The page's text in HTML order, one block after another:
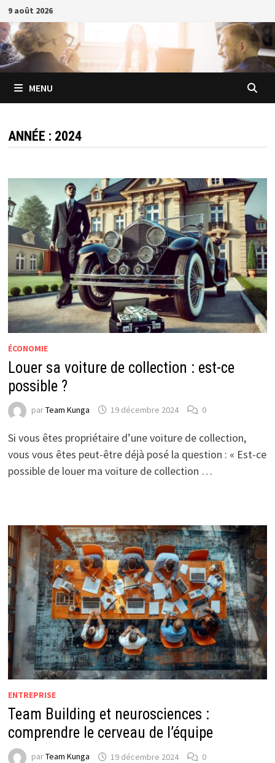
Passer
au
contenu
9 août 2026
MENU
ANNÉE : 2024
ÉCONOMIE
Louer sa voiture de collection : est-ce
possible ?
parTeam Kunga 19 décembre 2024 0
Si vous êtes propriétaire d’une voiture de collection,
vous vous êtes peut-être déjà posé la question : « Est-ce
possible de louer ma voiture de collection …
ENTREPRISE
Team Building et neurosciences :
comprendre le cerveau de l’équipe
parTeam Kunga 19 décembre 2024 0